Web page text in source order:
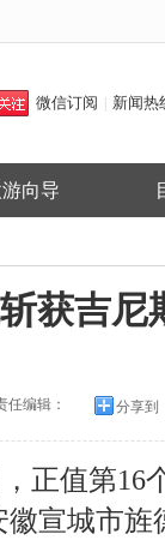
微信订阅 新闻热
向导
获吉尼
任编辑： 分享到
正值第16
宣城市旌